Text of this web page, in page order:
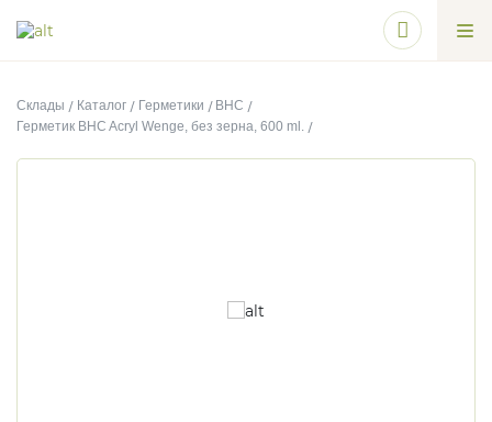
Склады Каталог Герметики
BHC
Герметик BHC Acryl Wenge, без зерна, 600 ml.